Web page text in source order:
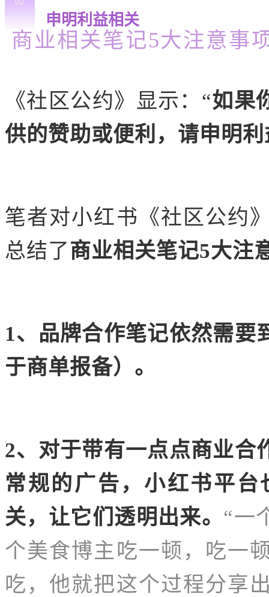
申明利益相关
商业相关笔记5大注意事
《社区公约》显示：“如果
供的赞助或便利，请申明
笔者对小红书《社区公约
总结了商业相关笔记5大注
1、品牌合作笔记依然需要
于商单报备）。
2、对于带有一点点商业合
常规的广告，小红书平
关，让它们透明出来。 “一
个美食博主吃一顿，吃一
吃，他就把这个过程分享